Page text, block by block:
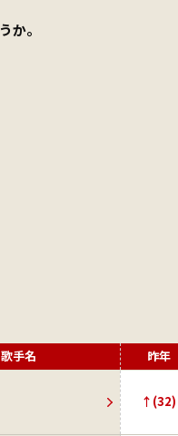
か。
歌手名 昨年
↑(32)